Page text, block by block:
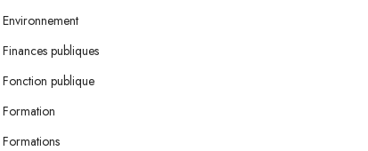
Environnement
Finances publiques
Fonction publique
Formation
Formations